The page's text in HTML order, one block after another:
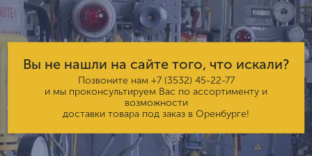
Вы не нашли на сайте того, что искали?
Позвоните нам +7 (3532) 45-22-77
и мы проконсультируем Вас по ассортименту и
возможности
доставки товара под заказ в Оренбурге!